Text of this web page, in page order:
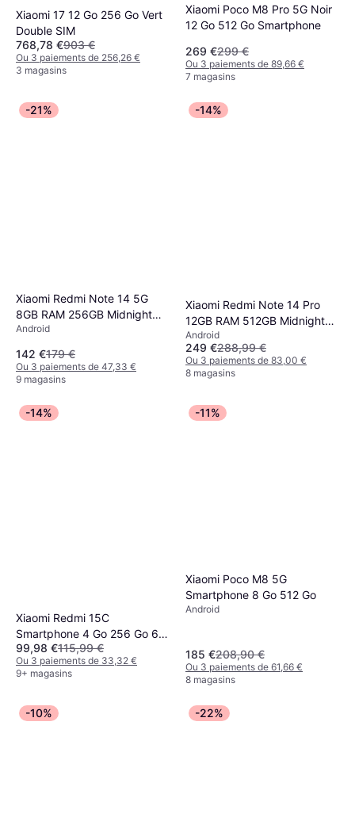
Xiaomi 17 12 Go 256 Go Vert
Double SIM
768,78 €903 €
Ou 3 paiements de 256,26 €
3 magasins
Xiaomi Poco M8 Pro 5G Noir
12 Go 512 Go Smartphone
269 €299 €
Ou 3 paiements de 89,66 €
7 magasins
-21%
Xiaomi Redmi Note 14 5G
8GB RAM 256GB Midnight
Black
Android
142 €179 €
Ou 3 paiements de 47,33 €
9 magasins
-14%
Xiaomi Redmi Note 14 Pro
12GB RAM 512GB Midnight
Black
Android
249 €288,99 €
Ou 3 paiements de 83,00 €
8 magasins
-14%
Xiaomi Redmi 15C
Smartphone 4 Go 256 Go 6.9
Pouces
99,98 €115,99 €
Ou 3 paiements de 33,32 €
9+ magasins
-11%
Xiaomi Poco M8 5G
Smartphone 8 Go 512 Go
Android
185 €208,90 €
Ou 3 paiements de 61,66 €
8 magasins
-10% -22%